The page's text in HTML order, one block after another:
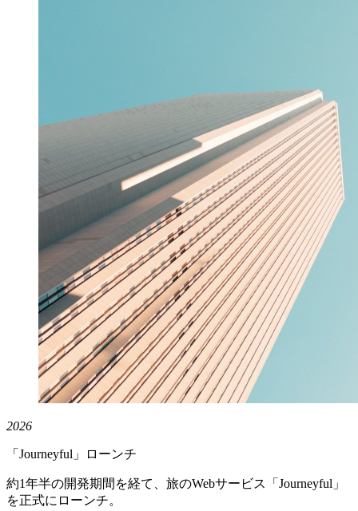
2026
「Journeyful」ローンチ
約1年半の開発期間を経て、旅のWebサービス「Journeyful」
を正式にローンチ。